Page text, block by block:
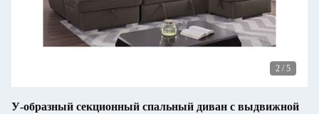
2 / 5
У-образный секционный спальный диван с выдвижной